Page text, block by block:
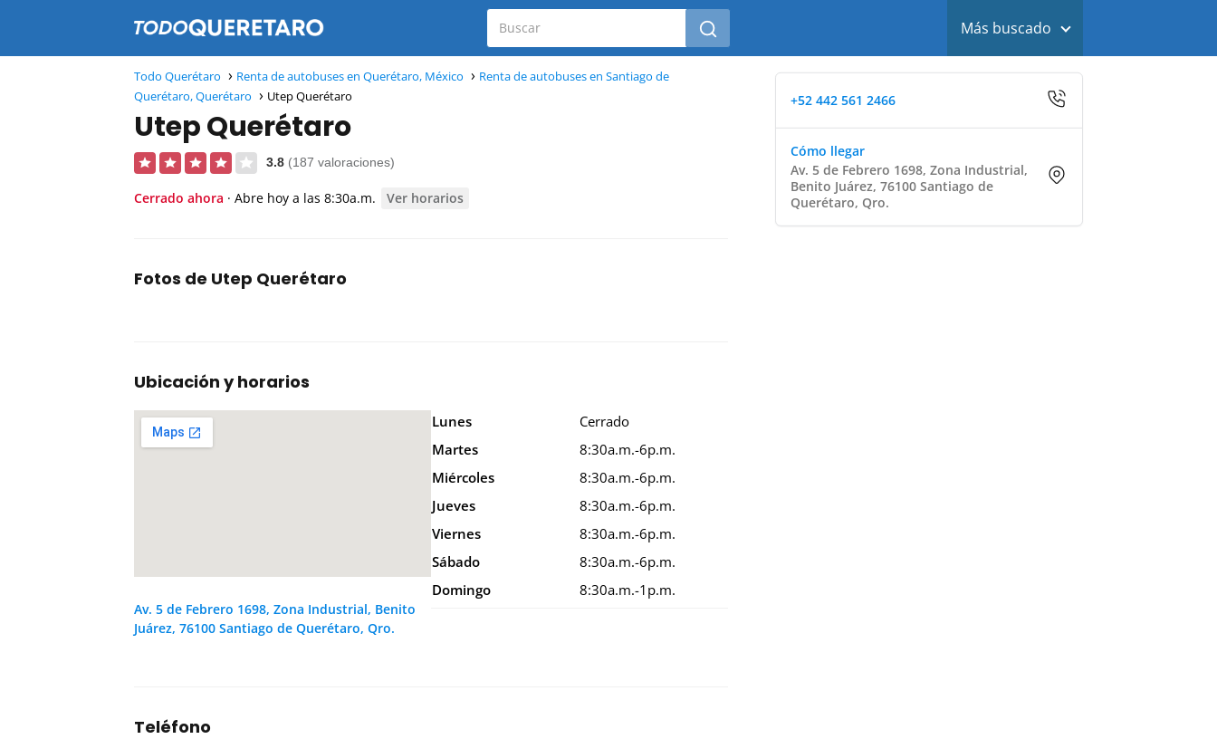
Más buscado
Todo Querétaro Renta de autobuses en Querétaro, México
Renta de autobuses en Santiago de
Querétaro, Querétaro
Utep Querétaro
Utep Querétaro
3.8 (187 valoraciones)
Cerrado ahora · Abre hoy a las 8:30a.m. Ver horarios
Fotos de Utep Querétaro
Ubicación y horarios
Av. 5 de Febrero 1698, Zona Industrial, Benito
Juárez, 76100 Santiago de Querétaro, Qro.
Lunes
Cerrado
Martes
8:30a.m.-6p.m.
Miércoles
8:30a.m.-6p.m.
Jueves
8:30a.m.-6p.m.
Viernes
8:30a.m.-6p.m.
Sábado
8:30a.m.-6p.m.
Domingo
8:30a.m.-1p.m.
Teléfono
+52 442 561 2466
Cómo llegar
Av. 5 de Febrero 1698, Zona Industrial,
Benito Juárez, 76100 Santiago de
Querétaro, Qro.